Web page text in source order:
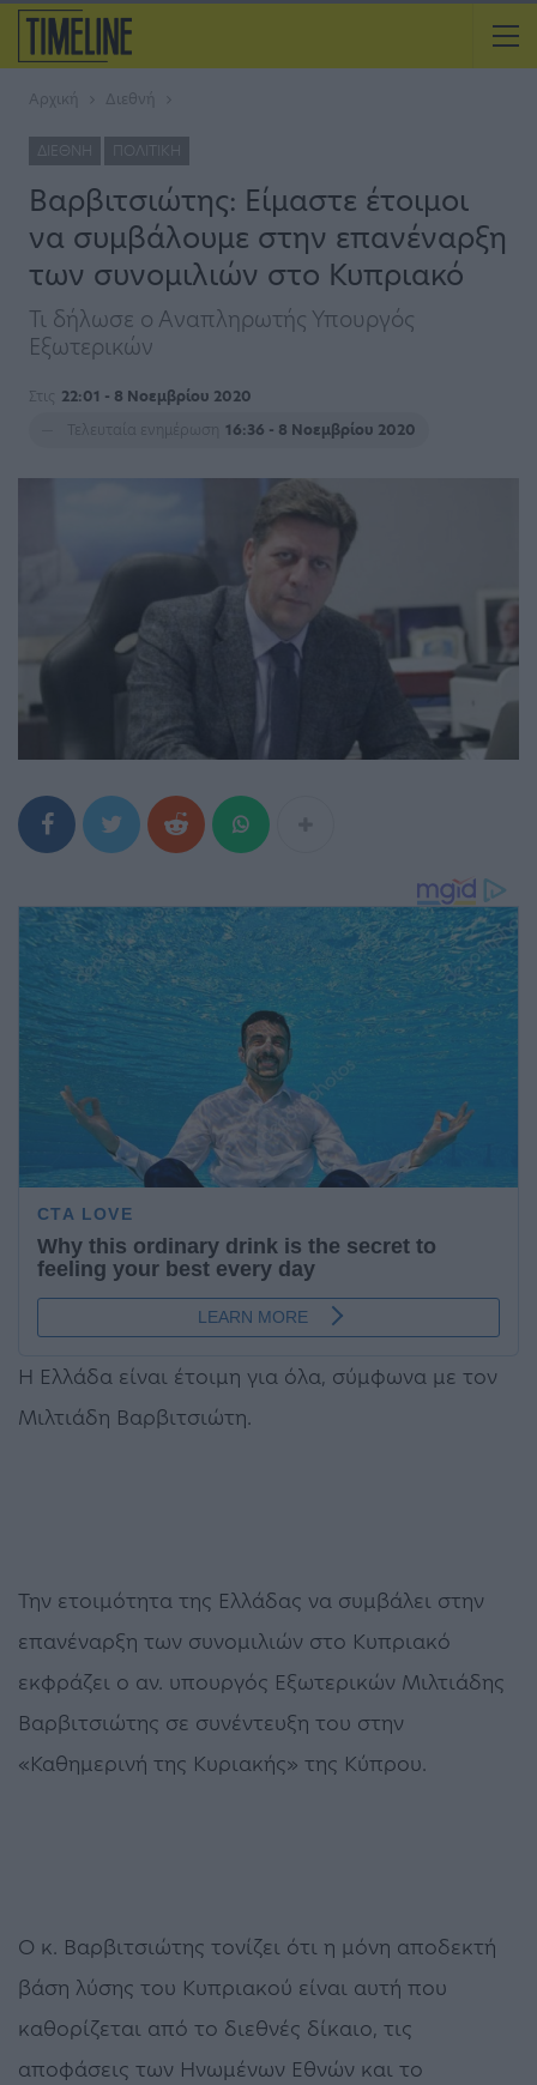
Αρχική Διεθνή
ΔΙΕΘΝΉ ΠΟΛΙΤΙΚΉ
Βαρβιτσιώτης: Είμαστε έτοιμοι
να συμβάλουμε στην επανέναρξη
των συνομιλιών στο Κυπριακό
Τι δήλωσε ο Αναπληρωτής Υπουργός
Εξωτερικών
Στις 22:01 - 8 Νοεμβρίου 2020
Τελευταία ενημέρωση
16:36 - 8 Νοεμβρίου 2020
Η Ελλάδα είναι έτοιμη για όλα, σύμφωνα με τον
Μιλτιάδη Βαρβιτσιώτη.
Την ετοιμότητα της Ελλάδας να συμβάλει στην
επανέναρξη των συνομιλιών στο Κυπριακό
εκφράζει ο αν. υπουργός Εξωτερικών Μιλτιάδης
Βαρβιτσιώτης σε συνέντευξη του στην
«Καθημερινή της Κυριακής» της Κύπρου.
Ο κ. Βαρβιτσιώτης τονίζει ότι η μόνη αποδεκτή
βάση λύσης του Κυπριακού είναι αυτή που
καθορίζεται από το διεθνές δίκαιο, τις
αποφάσεις των Ηνωμένων Εθνών και το